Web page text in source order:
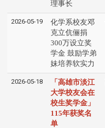
理事长
2026-05-19
化学系校友邓
克立伉俪捐
300万设立奖
学金 鼓励学弟
妹培养软实力
2026-05-18
「高雄市淡江
大学校友会在
校生奖学金」
115年获奖名
单